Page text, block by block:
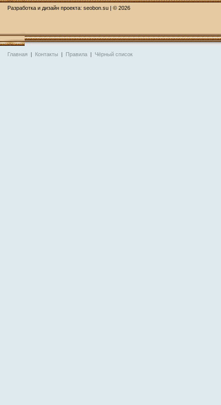
Разработка и дизайн проекта: seobon.su | © 2026
Главная | Контакты | Правила | Чёрный список